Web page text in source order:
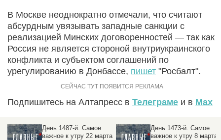
В Москве неоднократно отмечали, что считают
абсурдным увязывать западные санкции с
реализацией Минских договоренностей — так как
Россия не является стороной внутриукраинского
конфликта и субъектом соглашений по
урегулированию в Донбассе, пишет "Росбалт".
Подпишитесь на Алтапресс в Телеграме и в Max
День 1487-й. Самое
важное к утру 22 марта
День 1473-й. Самое
важное к утру 8 марта